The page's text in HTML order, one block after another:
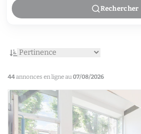
Rechercher
44annonces en ligne au07/08/2026